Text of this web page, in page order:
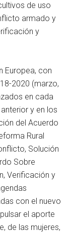
de uso
armado y
y
Europea, con
2020 (marzo,
en cada
y en los
del Acuerdo
Rural
Solución
Sobre
Verificación y
con el nuevo
el aporte
de las mujeres,